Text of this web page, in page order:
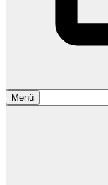
Menü